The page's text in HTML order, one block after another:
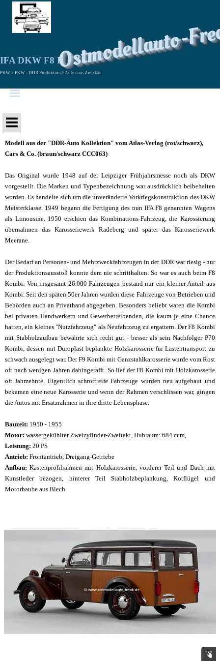
Ostmodellauto-
IFA DKW F8 Kombi
PKW > PKW - DDR Produktion > Autos aus Zwickau
Modell aus der "DDR-Auto Kollektion" vom Atlas-Verlag (rot/schwarz),
Cars & Co. (braun/schwarz CCC063)
Das Original wurde 1948 auf der Leipziger Frühjahrsmesse noch als DKW
vorgestellt. Die Marken und Typenbezeichnung war ausdrücklich beibehalten
worden. Es handelte sich um die unveränderte Vorkriegskonstruktion des DKW
Meisterklasse. 1949 begann die Fertigung des nun IFA F8 genannten Wagens
als Limousine. 1950 erschien das Kombinations-Fahrzeug, die Karossierung
übernahmen das Karosseriewerk Radeberg und später das Karosseriewerk
Meerane.
Der Bedarf an Personen- und Mehrzweckfahrzeugen in der DDR war riesig - nur
der Produktionsausstoß konnte dem nie schritthalten. So war es auch beim F8
Kombi. Von insgesamt 26.000 Fahrzeugen bestand nur ein kleiner Anteil aus
Kombi. Seit den späten 50er Jahren wurden diese Fahrzeuge von Betrieben und
Behörden auch an Privathand abgegeben. Besonders beliebt waren die Kombi
bei privaten Handwerkern und Gewerbetreibenden, die kaum je eine Chance
hatten, ein kleines "Nutzfahrzeug" als Neufahrzeug zu ergattern. Der F8 Kombi
mit Stabholzaufbau bewährte sich recht gut - besser als sein Nachfolger P70
Kombi, dessen mit Duroplast beplankte Holzkarosserie für Lastentransport zu
schwach ausgelegt war. Der F9 Kombi mit Ganzstahlkarosserie wurde vom Rost
oft nach wenigen Jahren dahingerafft. So lief der F8 Kombi mit Holzkarosserie
oft Jahrzehnte. Eigentlich schrottreife Fahrzeuge wurden neu aufgebaut und
bekamen eine neue Karosserie und wenn der Rahmen verschlissen war, gingen
die Autos mit Ersatzrahmen in ihre dritte Lebensphase.
Bauzeit: 1950 - 1955
Motor: wassergekühlter Zweizylinder-Zweitakt, Hubraum: 684 ccm,
Leistung: 20 PS
Antrieb: Frontantrieb, Dreigang-Getriebe
Aufbau: Kastenprofilrahmen mit Holzkarosserie, vorderer Teil und Dach mit
Kunstleder bezogen, hinterer Teil Stabholzbeplankung, Kotflügel und
Motorhaube aus Blech